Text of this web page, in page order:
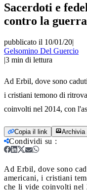
Sacerdoti e
contro la
pubblicato il 10/01/20|
Gelsomino Del Guercio
|3 min di lettura
Ad Erbil, dove sono
i cristiani temono di
coinvolti nel 2014, con
Copia il link Archivia
Condividi su :
Ad Erbil, dove sono
americani, i cristiani
che li vide coinvolti nel